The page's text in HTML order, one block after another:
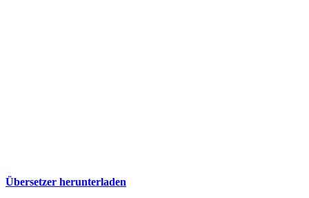
Übersetzer herunterladen